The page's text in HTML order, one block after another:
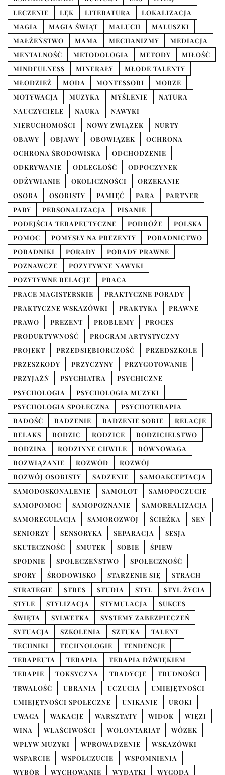
LECZENIE
LĘK LITERATURA
LOKALIZACJA
MAGIA
MAGIA ŚWIĄT MALUCH
MALUSZKI
MAŁŻEŃSTWO
MAMA MECHANIZMY
MEDIACJA
MENTALNOŚĆ
METODOLOGIA METODY
MIŁOŚĆ
MINDFULNESS
MINERAŁY
MŁODE TALENTY
MŁODZIEŻ
MODA MONTESSORI
MORZE
MOTYWACJA
MUZYKA MYŚLENIE
NATURA
NAUCZYCIELE
NAUKA
NAWYKI
NIERUCHOMOŚCI
NOWY ZWIĄZEK
NURTY
OBAWY
OBJAWY OBOWIĄZEK
OCHRONA
OCHRONA ŚRODOWISKA
ODCHODZENIE
ODKRYWANIE
ODLEGŁOŚĆ
ODPOCZYNEK
ODŻYWIANIE
OKOLICZNOŚCI
ORZEKANIE
OSOBA
OSOBISTY PAMIĘĆ PARA
PARTNER
PARY
PERSONALIZACJA
PISANIE
PODEJŚCIA TERAPEUTYCZNE
PODRÓŻE
POLSKA
POMOC
POMYSŁY NA PREZENTY
PORADNICTWO
PORADNIKI
PORADY
PORADY PRAWNE
POZNAWCZE
POZYTYWNE NAWYKI
POZYTYWNE RELACJE
PRACA
PRACE MAGISTERSKIE
PRAKTYCZNE PORADY
PRAKTYCZNE WSKAZÓWKI
PRAKTYKA
PRAWNE
PRAWO
PREZENT PROBLEMY
PROCES
PRODUKTYWNOŚĆ
PROGRAM ARTYSTYCZNY
PROJEKT
PRZEDSIĘBIORCZOŚĆ
PRZEDSZKOLE
PRZESZKODY
PRZYCZYNY
PRZYGOTOWANIE
PRZYJAŹŃ
PSYCHIATRA
PSYCHICZNE
PSYCHOLOGIA
PSYCHOLOGIA MUZYKI
PSYCHOLOGIA SPOŁECZNA
PSYCHOTERAPIA
RADOŚĆ
RADZENIE RADZENIE SOBIE
RELACJE
RELAKS
RODZIC RODZICE
RODZICIELSTWO
RODZINA
RODZINNE CHWILE
RÓWNOWAGA
ROZWIĄZANIE
ROZWÓD
ROZWÓJ
ROZWÓJ OSOBISTY
SADZENIE
SAMOAKCEPTACJA
SAMODOSKONALENIE
SAMOLOT
SAMOPOCZUCIE
SAMOPOMOC
SAMOPOZNANIE
SAMOREALIZACJA
SAMOREGULACJA
SAMOROZWÓJ ŚCIEŻKA
SEN
SENIORZY
SENSORYKA SEPARACJA
SESJA
SKUTECZNOŚĆ
SMUTEK SOBIE
ŚPIEW
SPODNIE
SPOŁECZEŃSTWO
SPOŁECZNOŚĆ
SPORY
ŚRODOWISKO STARZENIE SIĘ
STRACH
STRATEGIE
STRES STUDIA STYL
STYL ŻYCIA
STYLE
STYLIZACJA STYMULACJA
SUKCES
ŚWIĘTA
SYLWETKA
SYSTEMY ZABEZPIECZEŃ
SYTUACJA
SZKOLENIA SZTUKA
TALENT
TECHNIKI
TECHNOLOGIE
TENDENCJE
TERAPEUTA
TERAPIA
TERAPIA DŹWIĘKIEM
TERAPIE
TOKSYCZNA TRADYCJE
TRUDNOŚCI
TRWAŁOŚĆ
UBRANIA UCZUCIA
UMIEJĘTNOŚCI
UMIEJĘTNOŚCI SPOŁECZNE
UNIKANIE
UROKI
UWAGA
WAKACJE WARSZTATY WIDOK
WIĘZI
WINA
WŁAŚCIWOŚCI WOLONTARIAT
WÓZEK
WPŁYW MUZYKI
WPROWADZENIE
WSKAZÓWKI
WSPARCIE
WSPÓŁCZUCIE
WSPOMNIENIA
WYBÓR
WYCHOWANIE WYDATKI
WYGODA